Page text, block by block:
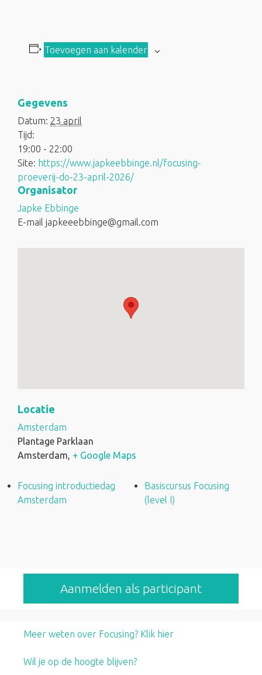
Toevoegen aan kalender
Gegevens
Datum: 23 april
Tijd:
19:00 - 22:00
Site: https://www.japkeebbinge.nl/focusing-
proeverij-do-23-april-2026/
Organisator
Japke Ebbinge
E-mail japkeeebbinge@gmail.com
Locatie
Amsterdam
Plantage Parklaan
Amsterdam, + Google Maps
Focusing introductiedag
Amsterdam
Basiscursus Focusing
(level I)
Aanmelden als participant
Meer weten over Focusing? Klik hier
Wil je op de hoogte blijven?